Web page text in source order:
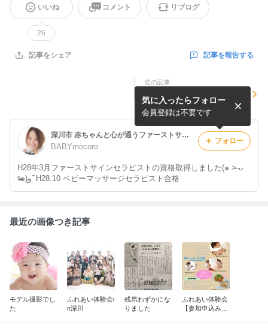
いいね
26
コメント リブログ
記事をシェア 記事を報告する
次の記事
子連れで学びDay・・今日
は、望心も大好きな、スキン
ケアの授業でした・・一緒...
深川市 赤ちゃんと心が通うファーストサイン・ベビーマッサージ教室BABYmocoro
BABYmocoro
H28年3月ファーストサインセラピストの資格取得しました(๑ ˃̶ ᴗ
ᵒ̴̶̷๑)و ̑̑ H28.10 ベビーマッサージセラピスト合格
気に入ったらフォロー
会員登録は不要です
フォロー
最近の画像つき記事
モデル撮影でし
た
ふれあい体験会i
n深川
残席わずかにな
りました
ふれあい体験会
【参加申込み受